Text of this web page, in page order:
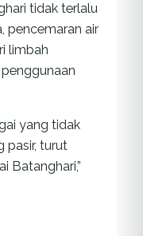
tidak terlalu
pencemaran air
limbah
yang tidak
pasir, turut
Batanghari,”